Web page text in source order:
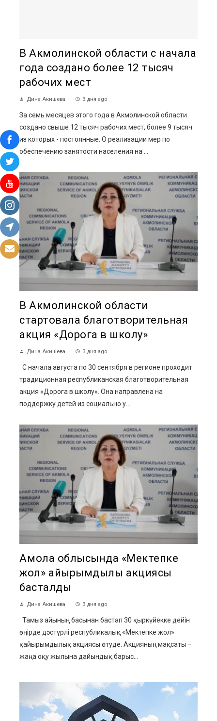
В Акмолинской области с начала
года создано более 12 тысяч
рабочих мест
Дина Акишева 3 дня ago
За семь месяцев этого года в Акмолинской области
создано свыше 12 тысяч рабочих мест, более 9 тысяч
из которых - постоянные. О реализации мер по
обеспечению занятости населения на ...
В Акмолинской области
стартовала благотворительная
акция «Дорога в школу»
Дина Акишева 3 дня ago
С начала августа по 30 сентября в регионе проходит
традиционная республиканская благотворительная
акция «Дорога в школу». Она направлена на
поддержку детей из социально у...
Ақмола облысында «Мектепке
жол» қайырымдылық акциясы
басталды
Дина Акишева 3 дня ago
Тамыз айының басынан бастап 30 қыркүйекке дейін
өңірде дәстүрлі республикалық «Мектепке жол»
қайырымдылық акциясы өтуде. Акцияның мақсаты –
жаңа оқу жылына дайындық барыс...